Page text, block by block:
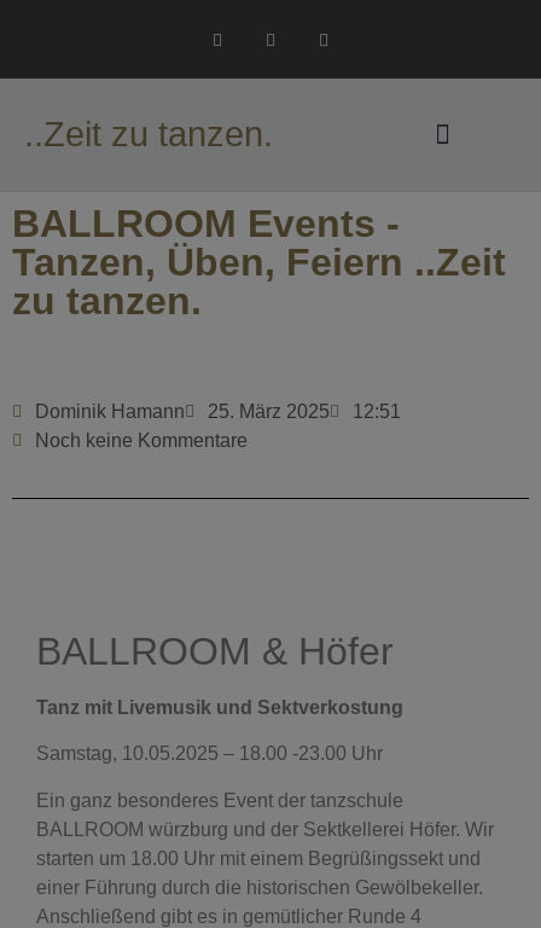
..Zeit zu tanzen.
BALLROOM Events -
Tanzen, Üben, Feiern ..Zeit
zu tanzen.
Dominik Hamann 25. März 2025
12:51
Noch keine Kommentare
BALLROOM & Höfer
Tanz mit Livemusik und Sektverkostung
Samstag, 10.05.2025 – 18.00 -23.00 Uhr
Ein ganz besonderes Event der tanzschule
BALLROOM würzburg und der Sektkellerei Höfer. Wir
starten um 18.00 Uhr mit einem Begrüßingssekt und
einer Führung durch die historischen Gewölbekeller.
Anschließend gibt es in gemütlicher Runde 4